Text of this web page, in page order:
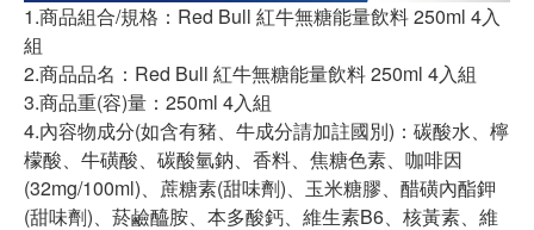
1.商品組合/規格：Red Bull 紅牛無糖能量飲料 250ml 4入
組
2.商品品名：Red Bull 紅牛無糖能量飲料 250ml 4入組
3.商品重(容)量：250ml 4入組
4.內容物成分(如含有豬、牛成分請加註國別)：碳酸水、檸
檬酸、牛磺酸、碳酸氫鈉、香料、焦糖色素、咖啡因
(32mg/100ml)、蔗糖素(甜味劑)、玉米糖膠、醋磺內酯鉀
(甜味劑)、菸鹼醯胺、本多酸鈣、維生素B6、核黃素、維